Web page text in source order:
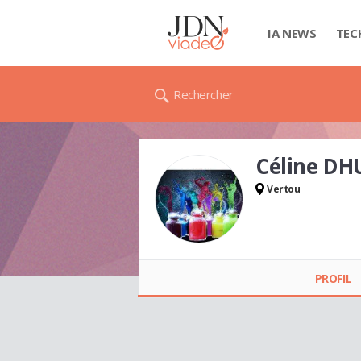
IA NEWS
Rechercher
Céline
Vertou
PROFIL